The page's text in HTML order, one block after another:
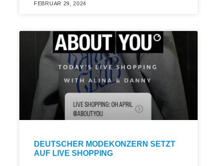
FEBRUAR 29, 2024
DEUTSCHER MODEKONZERN SETZT
AUF LIVE SHOPPING